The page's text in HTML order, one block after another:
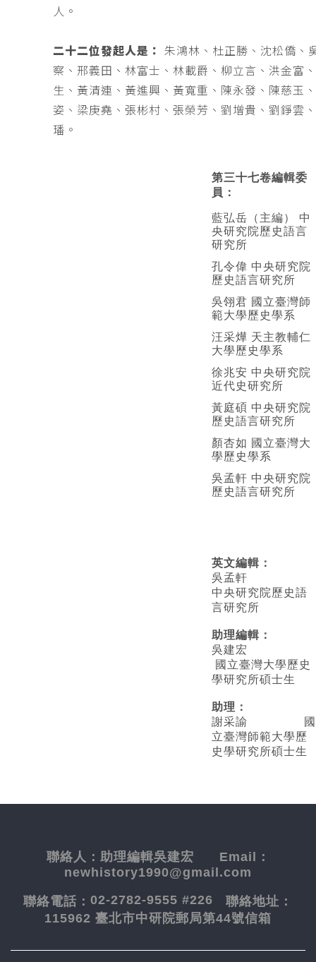
人。
二十二位發起人是：
朱鴻林、杜正勝、沈松僑、
察、邢義田、林富士、林載爵、柳立言、洪金富
生、黃清連、黃進興、黃寬重、陳永發、陳慈玉
姿、梁庚堯、張彬村、張榮芳、劉增貴、劉錚雲
璠。
第三十七卷編輯委
員：
藍弘岳（主編） 中
央研究院歷史語言
研究所
孔令偉 中央研究院
歷史語言研究所
吳翎君 國立臺灣師
範大學歷史學系
汪采燁 天主教輔仁
大學歷史學系
徐兆安 中央研究院
近代史研究所
黃庭碩 中央研究院
歷史語言研究所
顏杏如 國立臺灣大
學歷史學系
吳孟軒 中央研究院
歷史語言研究所
英文編輯 ：
吳孟軒
中央研究院歷史語
言研究所
助理編輯：
吳建宏
國立臺灣大學歷史
學研究所碩士生
助理：
謝采諭
國
立臺灣師範大學歷
史學研究所碩士生
聯絡人： 助理編輯吳建宏 Email：
newhistory1990@gmail.com
聯絡電話： 02-2782-9555 #226 聯絡地址：
115962 臺北市中研院郵局第44號信箱